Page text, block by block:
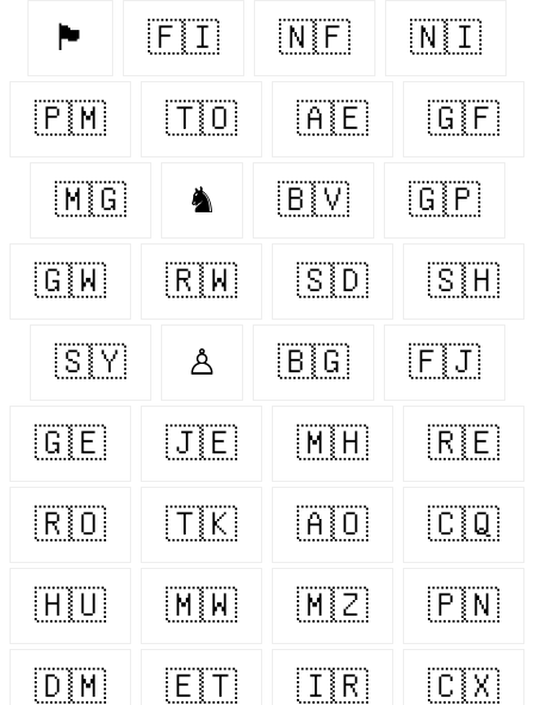
🏴󠁧󠁢󠁷󠁬󠁳󠁿 🇫🇮 🇳🇫 🇳🇮
🇵🇲 🇹🇴 🇦🇪 🇬🇫
🇲🇬 ♞ 🇧🇻 🇬🇵
🇬🇼 🇷🇼 🇸🇩 🇸🇭
🇸🇾 ♙ 🇧🇬 🇫🇯
🇬🇪 🇯🇪 🇲🇭 🇷🇪
🇷🇴 🇹🇰 🇦🇴 🇨🇶
🇭🇺 🇲🇼 🇲🇿 🇵🇳
🇩🇲 🇪🇹 🇮🇷 🇨🇽